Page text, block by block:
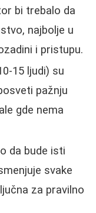
bi trebalo da
najbolje u
i pristupu.
15 ljudi) su
pažnju
gde nema
da bude isti
svake
za pravilno